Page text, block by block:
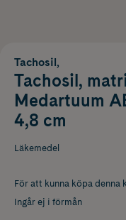
Tachosil,
Tachosil,
Medartuum
4,8 cm
Läkemedel
För att kunna köpa denna
Ingår ej i förmån